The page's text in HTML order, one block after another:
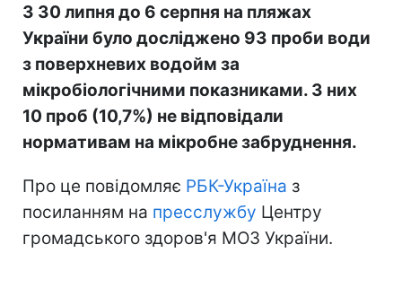
З 30 липня до 6 серпня на пляжах
України було досліджено 93 проби води
з поверхневих водойм за
мікробіологічними показниками. З них
10 проб (10,7%) не відповідали
нормативам на мікробне забруднення.
Про це повідомляє РБК-Україна з
посиланням на пресслужбу Центру
громадського здоров'я МОЗ України.